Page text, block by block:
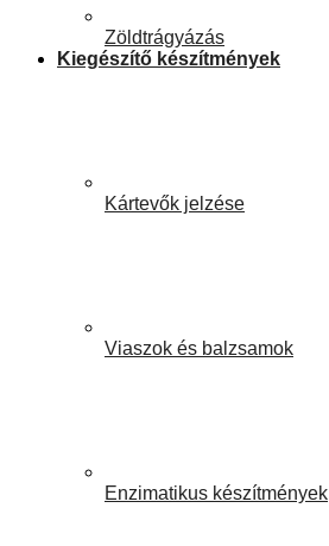
Zöldtrágyázás
Kiegészítő készítmények
Kártevők jelzése
Viaszok és balzsamok
Enzimatikus készítmények